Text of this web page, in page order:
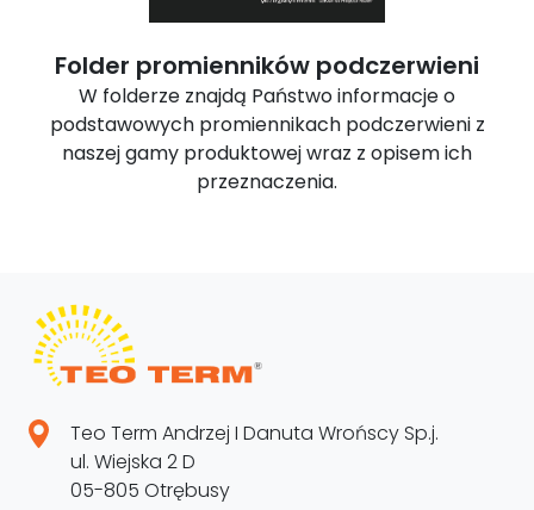
Folder promienników podczerwieni
W folderze znajdą Państwo informacje o
podstawowych promiennikach podczerwieni z
naszej gamy produktowej wraz z opisem ich
przeznaczenia.
Teo Term Andrzej I Danuta Wrońscy Sp.j.
ul. Wiejska 2 D
05-805 Otrębusy